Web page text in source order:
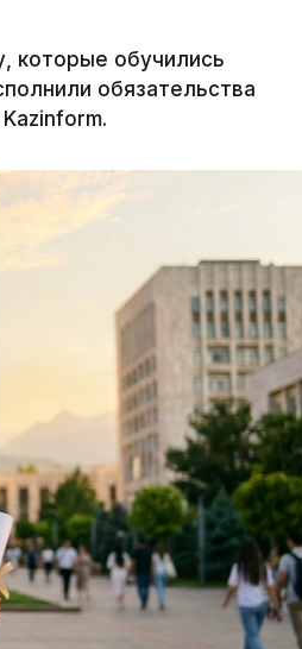
которые обучились
обязательства